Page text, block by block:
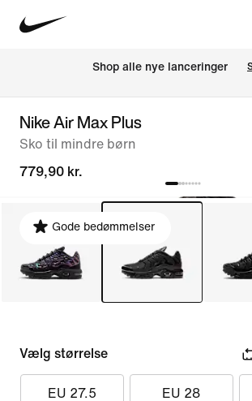
Shop alle nye lanceringer
Nike Air Max Plus
Sko til mindre børn
779,90 kr.
Gode bedømmelser
Vælg størrelse
EU 27.5 EU 28